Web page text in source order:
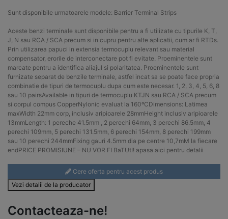
Sunt disponibile urmatoarele modele: Barrier Terminal Strips
Aceste benzi terminale sunt disponibile pentru a fi utilizate cu tipurile K, T,
J, N sau RCA / SCA precum si in cupru pentru alte aplicatii, cum ar fi RTDs.
Prin utilizarea papuci in extensia termocuplu relevant sau material
compensator, erorile de interconectare pot fi evitate. Proeminentele sunt
marcate pentru a identifica aliajul si polaritatea. Proeminentele sunt
furnizate separat de benzile terminale, astfel incat sa se poate face propria
combinatie de tipuri de termocuplu dupa cum este necesar. 1, 2, 3, 4, 5, 6, 8
sau 10 pairsAvailable in tipuri de termocuplu KTJN sau RCA / SCA precum
si corpul compus CopperNylonic evaluat la 160ºCDimensions: Latimea
maxWidth 22mm corp, inclusiv aripioarele 28mmHeight inclusiv aripioarele
13mmLength: 1 pereche 41.5mm , 2 perechi 64mm, 3 perechi 86.5mm, 4
perechi 109mm, 5 perechi 131.5mm, 6 perechi 154mm, 8 perechi 199mm
sau 10 perechi 244mmFixing gauri 4.5mm dia pe centre 10,7mM la fiecare
endPRICE PROMISIUNE – NU VOR FI BaTUtI! apasa aici pentru detalii
Cere oferta pentru acest produs
Vezi detalii de la producator
Contacteaza-ne!